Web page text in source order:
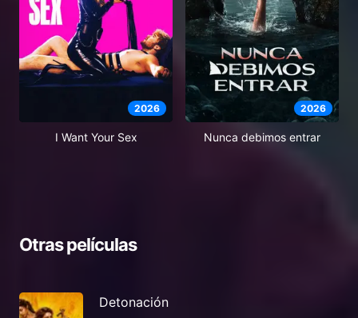
2026
I Want Your Sex
2026
Nunca debimos entrar
Otras películas
Detonación